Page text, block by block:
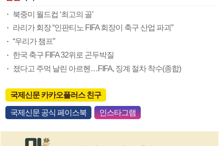
북중미 월드컵 ‘최고의 골’
라리가 회장 “인판티노 FIFA 회장이 축구 산업 파괴”
“우리가 챔프”
한국 축구 FIFA 32위로 곤두박질
졌다고 주먹 날린 아르헨…FIFA, 징계 절차 착수(종합)
국제신문 카카오플러스 친구
국제신문 공식 페이스북 인스타그램